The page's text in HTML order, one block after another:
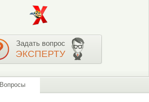
Задать вопрос
ЭКСПЕРТУ
Вопросы